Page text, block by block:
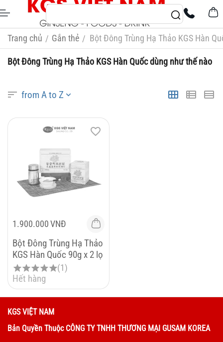
Trang chủ / Gắn thẻ / Bột Đông Trùng Hạ Thảo KGS Hàn
Bột Đông Trùng Hạ Thảo KGS Hàn Quốc dùng như thế nào
from A to Z
1.900.000VNĐ
Bột Đông Trùng Hạ Thảo
KGS Hàn Quốc 90g x 2 lọ
(1)
Hết hàng
KGS VIỆT NAM
Bản Quyền Thuộc CÔNG TY TNHH THƯƠNG MẠI GUSAM KOREA